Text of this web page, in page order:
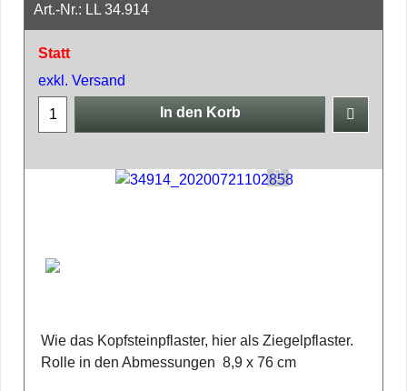
Art.-Nr.: LL 34.914
Statt
exkl. Versand
In den Korb
Wie das Kopfsteinpflaster, hier als Ziegelpflaster.
Rolle in den Abmessungen 8,9 x 76 cm